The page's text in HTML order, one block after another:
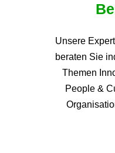
Unsere
beraten Sie
Themen
People &